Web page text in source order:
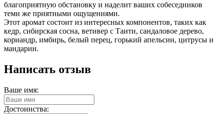
благоприятную обстановку и наделит ваших собеседников
теми же приятными ощущениями.
Этот аромат состоит из интересных компонентов, таких как
кедр, сибирская сосна, ветивер с Таити, сандаловое дерево,
кориандр, имбирь, белый перец, горький апельсин, цитрусы и
мандарин.
Написать отзыв
Ваше имя:
Достоинства: